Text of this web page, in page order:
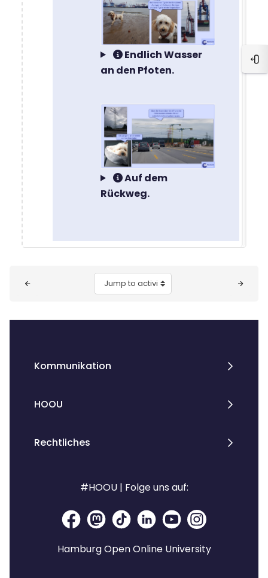
Endlich Wasser
an den Pfoten.
Auf dem
Rückweg.
Jump to activity
Kommunikation
HOOU
Rechtliches
#HOOU | Folge uns auf:
Hamburg Open Online University